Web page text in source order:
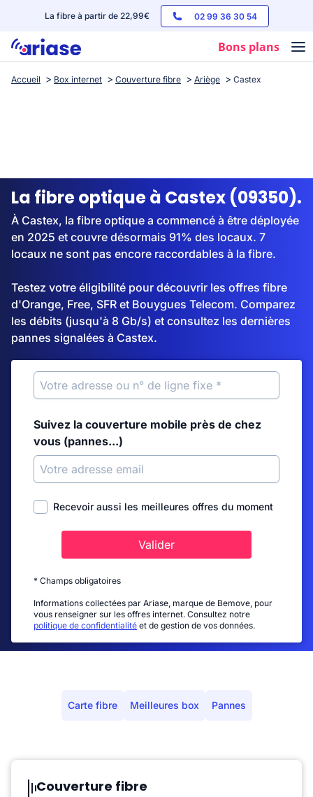
La fibre à partir de 22,99€ 02 99 36 30 54
Bons plans
Box internet
Streaming
Accueil Box internet Couverture fibre Ariège Castex
La fibre optique à Castex (09350).
À Castex, la fibre optique a commencé à être déployée
en 2025 et couvre désormais 91% des locaux. 7
locaux ne sont pas encore raccordables à la fibre.
Testez votre éligibilité pour découvrir les offres fibre
d'Orange, Free, SFR et Bouygues Telecom. Comparez
les débits (jusqu'à 8 Gb/s) et consultez les dernières
pannes signalées à Castex.
Suivez la couverture mobile près de chez
vous (pannes...)
Recevoir aussi les meilleures offres du moment
Valider
* Champs obligatoires
Informations collectées par Ariase, marque de Bemove, pour
vous renseigner sur les offres internet. Consultez notre
politique de confidentialité et de gestion de vos données.
Carte fibre Meilleures box Pannes
Couverture fibre